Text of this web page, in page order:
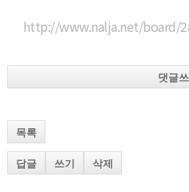
http://www.nalja.net/board/
댓글쓰
목록
답글 쓰기 삭제